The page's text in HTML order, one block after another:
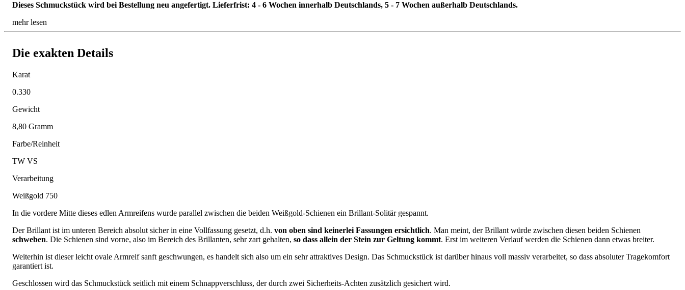
Dieses Schmuckstück wird bei Bestellung neu angefertigt. Lieferfrist: 4 - 6 Wochen innerhalb Deutschlands, 5 - 7 Wochen außerhalb Deutschlands.
mehr lesen
Die exakten Details
Karat
0.330
Gewicht
8,80 Gramm
Farbe/Reinheit
TW VS
Verarbeitung
Weißgold 750
In die vordere Mitte dieses edlen Armreifens wurde parallel zwischen die beiden Weißgold-Schienen ein Brillant-Solitär gespannt.
Der Brillant ist im unteren Bereich absolut sicher in eine Vollfassung gesetzt, d.h. von oben sind keinerlei Fassungen ersichtlich. Man meint, der Brillant würde zwischen diesen beiden Schienen
schweben. Die Schienen sind vorne, also im Bereich des Brillanten, sehr zart gehalten, so dass allein der Stein zur Geltung kommt. Erst im weiteren Verlauf werden die Schienen dann etwas breiter.
Weiterhin ist dieser leicht ovale Armreif sanft geschwungen, es handelt sich also um ein sehr attraktives Design. Das Schmuckstück ist darüber hinaus voll massiv verarbeitet, so dass absoluter Tragekomfort
garantiert ist.
Geschlossen wird das Schmuckstück seitlich mit einem Schnappverschluss, der durch zwei Sicherheits-Achten zusätzlich gesichert wird.